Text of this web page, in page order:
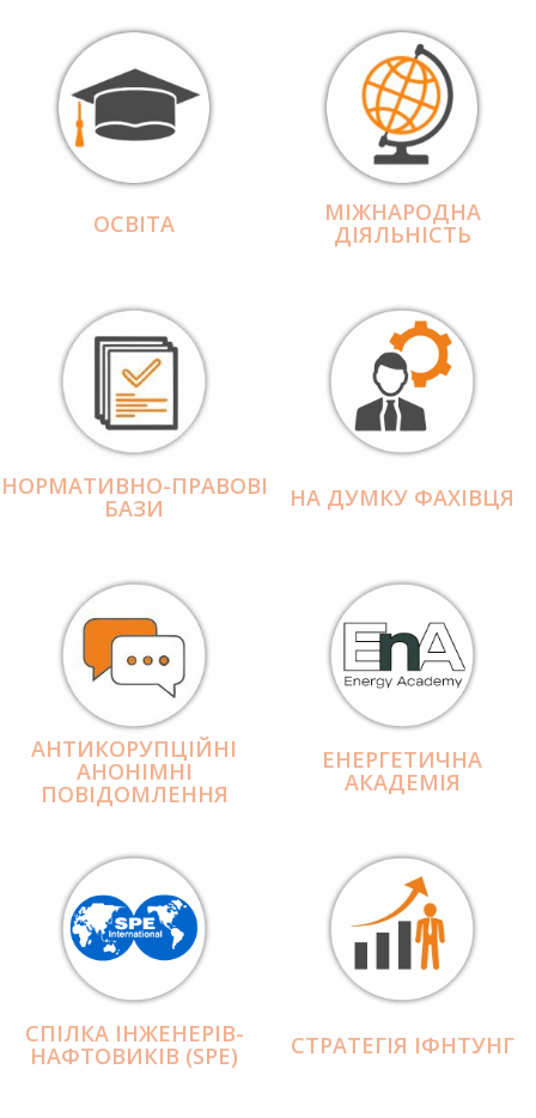
ОСВІТА МІЖНАРОДНА
ДІЯЛЬНІCТЬ
НОРМАТИВНО-ПРАВОВІ
БАЗИ НА ДУМКУ ФАХІВЦЯ
АНТИКОРУПЦІЙНІ
АНОНІМНІ
ПОВІДОМЛЕННЯ
ЕНЕРГЕТИЧНА
АКАДЕМІЯ
СПІЛКА ІНЖЕНЕРІВ-
НАФТОВИКІВ (SPE) СТРАТЕГІЯ ІФНТУНГ